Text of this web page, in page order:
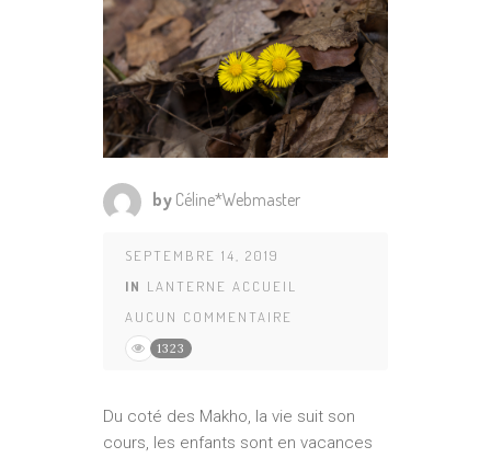
by Céline*Webmaster
SEPTEMBRE 14, 2019
IN LANTERNE ACCUEIL
AUCUN COMMENTAIRE
1323
Du coté des Makho, la vie suit son
cours, les enfants sont en vacances